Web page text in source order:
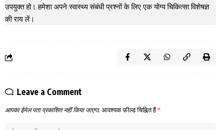
उपयुक्त हो। हमेशा अपने स्वास्थ्य संबंधी प्रश्नों के लिए एक योग्य चिकित्सा विशेषज्ञ
की राय लें।
Leave a Comment
आपका ईमेल पता प्रकाशित नहीं किया जाएगा. आवश्यक फ़ील्ड चिह्नित हैं*